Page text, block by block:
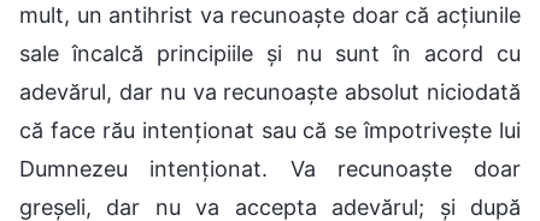
mult, un antihrist va recunoaște doar că acțiunile
sale încalcă principiile și nu sunt în acord cu
adevărul, dar nu va recunoaște absolut niciodată
că face rău intenționat sau că se împotrivește lui
Dumnezeu intenționat. Va recunoaște doar
greșeli, dar nu va accepta adevărul; și după